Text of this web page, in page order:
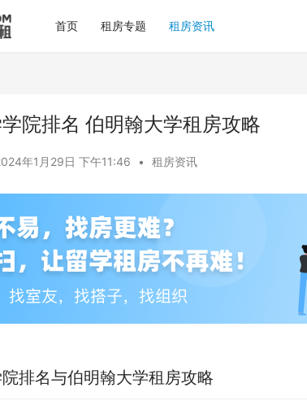
首页 租房专题 租房资讯
院排名 伯明翰大学租房攻略
年1月29日 下午11:46 • 租房资讯
排名与伯明翰大学租房攻略